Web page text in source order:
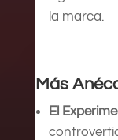
la marca.
Más
El